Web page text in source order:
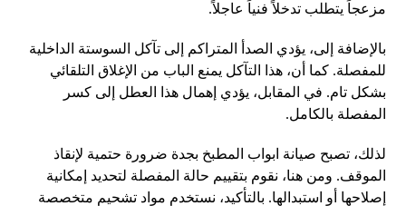
مزعجاً يتطلب تدخلاً فنياً عاجلاً.
بالإضافة إلى، يؤدي الصدأ المتراكم إلى تآكل السوستة الداخلية
للمفصلة. كما أن، هذا التآكل يمنع الباب من الإغلاق التلقائي
بشكل تام. في المقابل، يؤدي إهمال هذا العطل إلى كسر
المفصلة بالكامل.
لذلك، تصبح صيانة ابواب المطبخ بجدة ضرورة حتمية لإنقاذ
الموقف. ومن هنا، نقوم بتقييم حالة المفصلة لتحديد إمكانية
إصلاحها أو استبدالها. بالتأكيد، نستخدم مواد تشحيم متخصصة